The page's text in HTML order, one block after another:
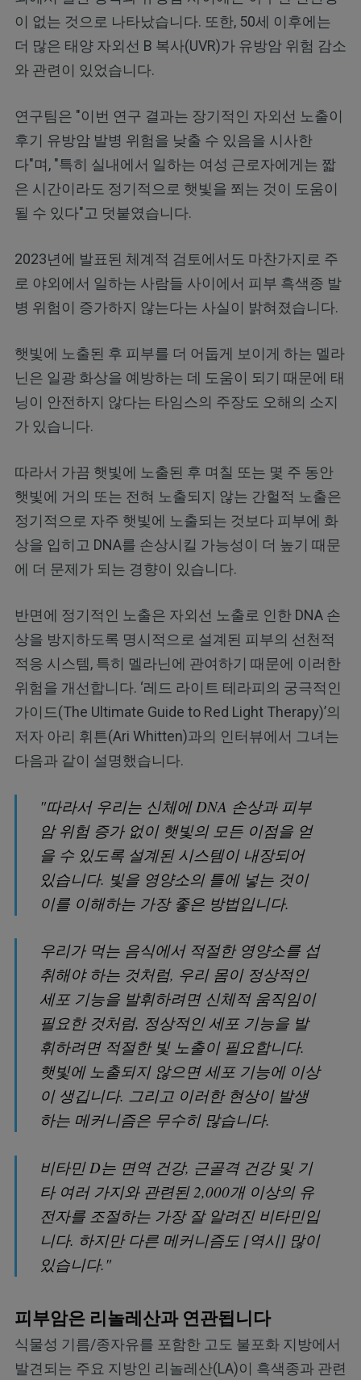
이 없는 것으로 나타났습니다. 또한, 50세 이후에는
더 많은 태양 자외선 B 복사(UVR)가 유방암 위험 감소
와 관련이 있었습니다.
연구팀은 "이번 연구 결과는 장기적인 자외선 노출이
후기 유방암 발병 위험을 낮출 수 있음을 시사한
다"며, "특히 실내에서 일하는 여성 근로자에게는 짧
은 시간이라도 정기적으로 햇빛을 쬐는 것이 도움이
될 수 있다"고 덧붙였습니다.
2023년에 발표된 체계적 검토에서도 마찬가지로 주
로 야외에서 일하는 사람들 사이에서 피부 흑색종 발
병 위험이 증가하지 않는다는 사실이 밝혀졌습니다.
햇빛에 노출된 후 피부를 더 어둡게 보이게 하는 멜라
닌은 일광 화상을 예방하는 데 도움이 되기 때문에 태
닝이 안전하지 않다는 타임스의 주장도 오해의 소지
가 있습니다.
따라서 가끔 햇빛에 노출된 후 며칠 또는 몇 주 동안
햇빛에 거의 또는 전혀 노출되지 않는 간헐적 노출은
정기적으로 자주 햇빛에 노출되는 것보다 피부에 화
상을 입히고 DNA를 손상시킬 가능성이 더 높기 때문
에 더 문제가 되는 경향이 있습니다.
반면에 정기적인 노출은 자외선 노출로 인한 DNA 손
상을 방지하도록 명시적으로 설계된 피부의 선천적
적응 시스템, 특히 멜라닌에 관여하기 때문에 이러한
위험을 개선합니다. ‘레드 라이트 테라피의 궁극적인
가이드(The Ultimate Guide to Red Light Therapy)’의
저자 아리 휘튼(Ari Whitten)과의 인터뷰에서 그녀는
다음과 같이 설명했습니다.
"따라서 우리는 신체에 DNA 손상과 피부
암 위험 증가 없이 햇빛의 모든 이점을 얻
을 수 있도록 설계된 시스템이 내장되어
있습니다. 빛을 영양소의 틀에 넣는 것이
이를 이해하는 가장 좋은 방법입니다.
우리가 먹는 음식에서 적절한 영양소를 섭
취해야 하는 것처럼, 우리 몸이 정상적인
세포 기능을 발휘하려면 신체적 움직임이
필요한 것처럼, 정상적인 세포 기능을 발
휘하려면 적절한 빛 노출이 필요합니다.
햇빛에 노출되지 않으면 세포 기능에 이상
이 생깁니다. 그리고 이러한 현상이 발생
하는 메커니즘은 무수히 많습니다.
비타민 D는 면역 건강, 근골격 건강 및 기
타 여러 가지와 관련된 2,000개 이상의 유
전자를 조절하는 가장 잘 알려진 비타민입
니다. 하지만 다른 메커니즘도 [역시] 많이
있습니다."
피부암은 리놀레산과 연관됩니다
식물성 기름/종자유를 포함한 고도 불포화 지방에서
발견되는 주요 지방인 리놀레산(LA)이 흑색종과 관련